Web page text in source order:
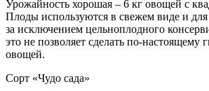
Урожайность хорошая – 6 кг овощей с
Плоды используются в свежем виде и для
за исключением цельноплодного
это не позволяет сделать по-настоящему
овощей.
Сорт «Чудо сада»